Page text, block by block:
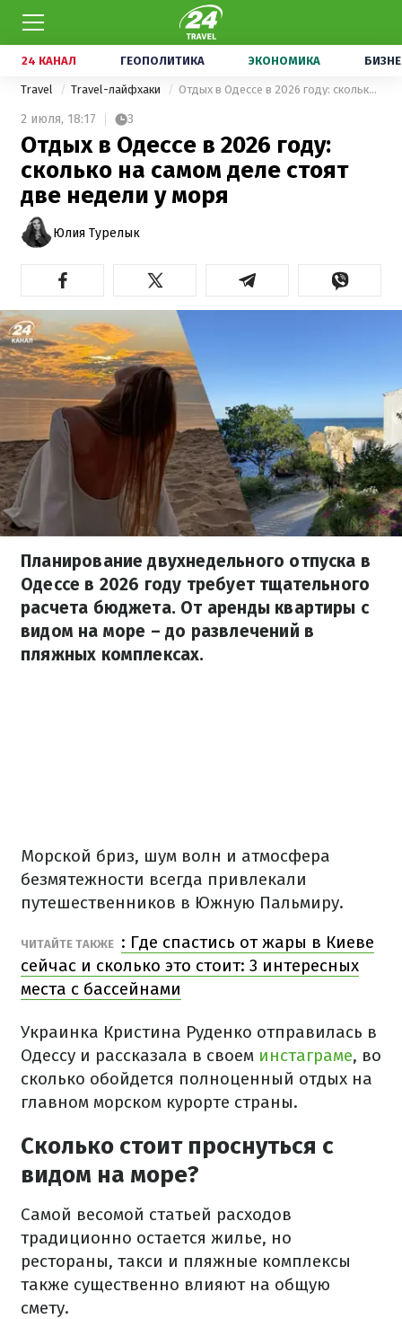
24 КАНАЛ ГЕОПОЛИТИКА ЭКОНОМИКА
Travel Travel-лайфхаки Отдых в Одессе в 2026 году: сколько на самом деле стоят две недели у моря
2 июля, 18:17 3
Отдых в Одессе в 2026 году:
сколько на самом деле стоят
две недели у моря
Юлия Турелык
Планирование двухнедельного отпуска в
Одессе в 2026 году требует тщательного
расчета бюджета. От аренды квартиры с
видом на море – до развлечений в
пляжных комплексах.
Морской бриз, шум волн и атмосфера
безмятежности всегда привлекали
путешественников в Южную Пальмиру.
ЧИТАЙТЕ ТАКЖЕ : Где спастись от жары в Киеве
сейчас и сколько это стоит: 3 интересных
места с бассейнами
Украинка Кристина Руденко отправилась в
Одессу и рассказала в своем инстаграме, во
сколько обойдется полноценный отдых на
главном морском курорте страны.
Сколько стоит проснуться с
видом на море?
Самой весомой статьей расходов
традиционно остается жилье, но
рестораны, такси и пляжные комплексы
также существенно влияют на общую
смету.